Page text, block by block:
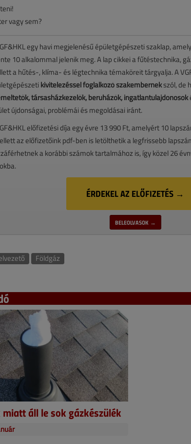
vagy sem?
egy havi megjelenésű épületgépészeti szaklap,
10 alkalommal jelenik meg. A lap cikkei a fűtéstechnika,
a hűtés-, klíma- és légtechnika témaköreit tárgyalja. A
kivitelezéssel foglalkozó szakembernekszól, de
társasházkezelők, beruházók, ingatlantulajdonosok
újdonságai, problémái és megoldásai iránt.
előfizetési díja egy évre 13 990 Ft, amelyért 10
az előfizetőink pdf-ben is letölthetik a legfrissebb
a korábbi számok tartalmához is, így közel 26
ÉRDEKEL AZ ELŐFIZETÉS →
BELEOLVASOK →
Földgáz
áll le sok gázkészülék